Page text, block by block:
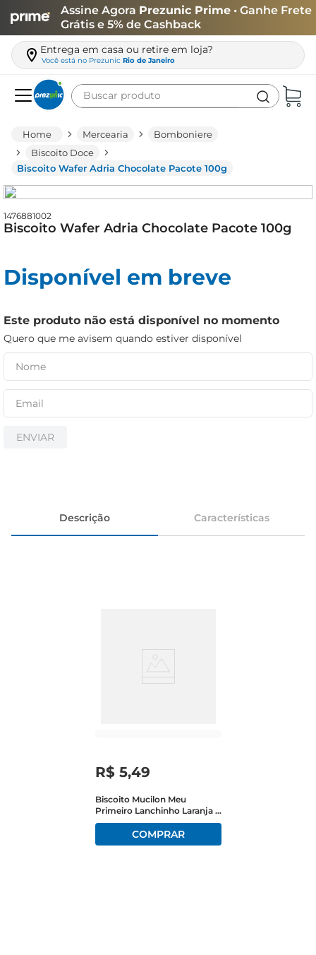
Assine Agora Prezunic Prime • Ganhe Frete
Grátis e 5% de Cashback
Entrega em casa ou retire em loja?
Você está no Prezunic Rio de Janeiro
Buscar produto
Mercearia
Bomboniere
Biscoito Doce
Biscoito Wafer Adria Chocolate Pacote 100g
1476881002
Biscoito Wafer Adria Chocolate Pacote 100g
Disponível em breve
Este produto não está disponível no momento
Quero que me avisem quando estiver disponível
ENVIAR
Descrição Características
R$ 5,49
Biscoito Mucilon Meu
Primeiro Lanchinho Laranja E
Banana 35g
leite
queijo
biscoito
cerveja
iogurte
papel higiênico